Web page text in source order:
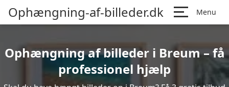
Ophængning-af-billeder.dk Menu
Ophængning af billeder i Breum – få
professionel hjælp